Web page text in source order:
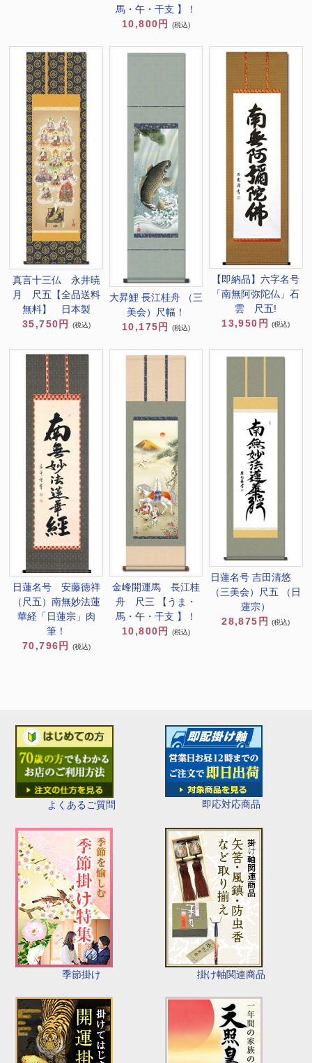
よくあるご質問 即応対応商品
季節掛け 掛け軸関連商品
馬・午・干支 】！
10,800円
(税込)
真言十三仏 永井暁
月 尺五【全品送料
無料】 日本製
35,750円
(税込)
大昇鯉 長江桂舟 （三
美会）尺幅！
10,175円
(税込)
【即納品】六字名号
「南無阿弥陀仏」石
雲 尺五!
13,950円
(税込)
日蓮名号 安藤徳祥
（尺五）南無妙法蓮
華経「日蓮宗」肉
筆！
70,796円
(税込)
金峰開運馬 長江桂
舟 尺三 【うま・
馬・午・干支 】！
10,800円
(税込)
日蓮名号 吉田清悠
（三美会）尺五 （日
蓮宗）
28,875円
(税込)